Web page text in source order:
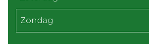
Zondag